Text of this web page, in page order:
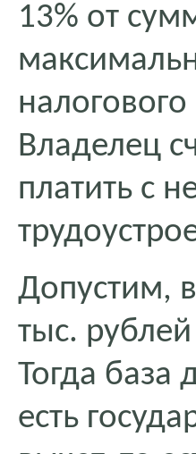
13% от
Владелец
платить с
Допустим,
тыс.
Тогда база
есть